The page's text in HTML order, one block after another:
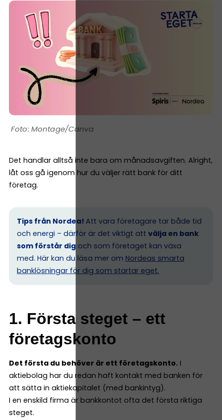
Montage/Canva
Det handlar alltså inte bara om månadsavgiften. Alright,
låt oss gå igenom hur du väljer rätt bank för ditt
företag.
Tips från Nordea! Att vara företagare tar både tid
och energi – därför är det viktigt att välja en bank
som förstår dig och som företaget kan växa
med. Här kan du läsa mer om Nordeas smarta
banklösningar för dig som startar eget.
1. Första steget – ett
företagskonto
Det första du behöver är ett företagskonto. I
aktiebolag har du redan haft kontakt med banken för
att sätta in aktiekapitalet (med bankintyg).
I en enskild firma är bankkontot ofta det första riktiga
steget.